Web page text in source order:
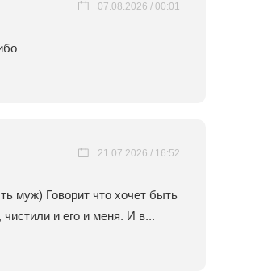
07.08.2026 / 00:01
21.07.2026 / 16:52
муж) Говорит что хочет быть
чистили и его и меня. И в...